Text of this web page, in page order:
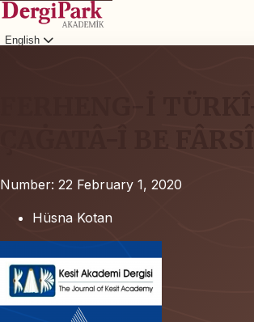
English
ÇAĠATÂ-Î BE FÂRSÎ
Number: 22 February 1, 2020
Hüsna Kotan